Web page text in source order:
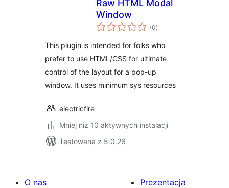
Raw HTML Modal
Window
(0wszystkich
ocen
)
This plugin is intended for folks who
prefer to use HTML/CSS for ultimate
control of the layout for a pop-up
window. It uses minimum sys resources
electricfire
Mniej niż 10 aktywnych instalacji
Testowana z 5.0.26
O nas
Prezentacja